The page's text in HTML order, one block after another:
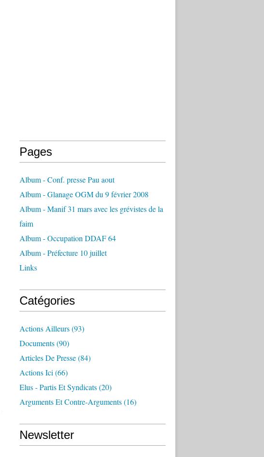
Pages
Album - Conf. presse Pau aout
Album - Glanage OGM du 9 février 2008
Album - Manif 31 mars avec les grévistes de la
faim
Album - Occupation DDAF 64
Album - Préfecture 10 juillet
Links
Catégories
Actions Ailleurs(93)
Documents(90)
Articles De Presse(84)
Actions Ici (66)
Elus - Partis Et Syndicats(20)
Arguments Et Contre-Arguments(16)
Newsletter